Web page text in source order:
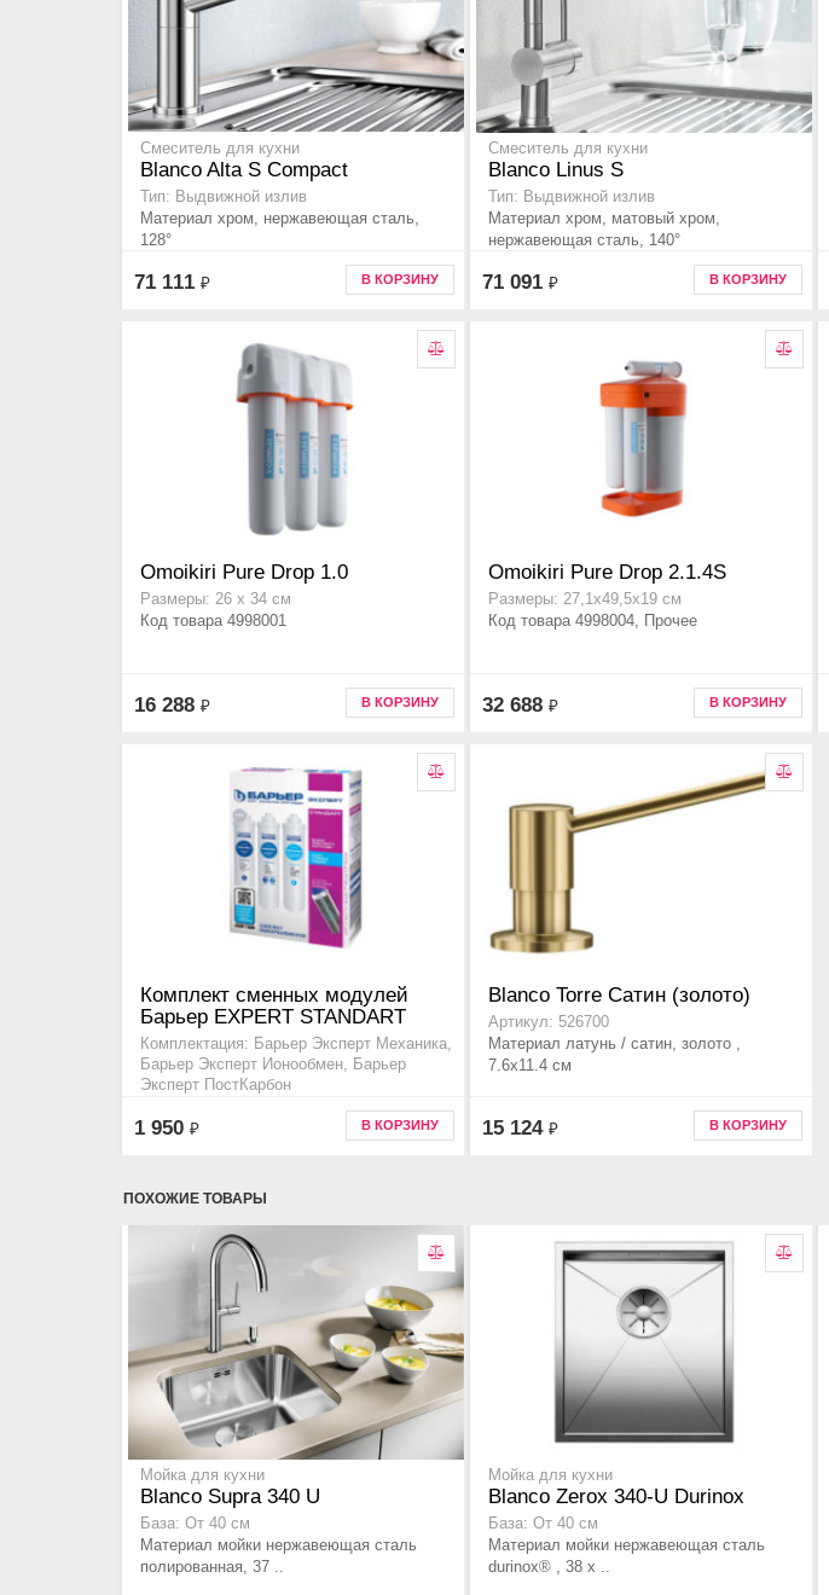
Смеситель для кухни
Blanco Alta S Compact
Тип: Выдвижной излив
Материал хром, нержавеющая сталь,
128°
71 111 ₽ В КОРЗИНУ
Смеситель для кухни
Blanco Linus S
Тип: Выдвижной излив
Материал хром, матовый хром,
нержавеющая сталь, 140°
71 091 ₽ В КОРЗИНУ
Omoikiri Pure Drop 1.0
Размеры: 26 х 34 см
Код товара 4998001
16 288 ₽ В КОРЗИНУ
Omoikiri Pure Drop 2.1.4S
Размеры: 27,1х49,5х19 см
Код товара 4998004, Прочее
32 688 ₽ В КОРЗИНУ
Комплект сменных модулей
Барьер EXPERT STANDART
Комплектация: Барьер Эксперт Механика,
Барьер Эксперт Ионообмен, Барьер
Эксперт ПостКарбон
1 950 ₽ В КОРЗИНУ
Blanco Torre Сатин (золото)
Артикул: 526700
Материал латунь / сатин, золото ,
7.6x11.4 см
15 124 ₽ В КОРЗИНУ
ПОХОЖИЕ ТОВАРЫ
Мойка для кухни
Blanco Supra 340 U
База: От 40 см
Материал мойки нержавеющая сталь
полированная, 37 ..
Мойка для кухни
Blanco Zerox 340-U Durinox
База: От 40 см
Материал мойки нержавеющая сталь
durinox® , 38 x ..